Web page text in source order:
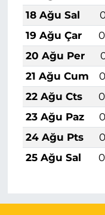
18 Ağu Sal
19 Ağu Çar
20 Ağu Per
21 Ağu Cum
22 Ağu Cts
23 Ağu Paz
24 Ağu Pts
25 Ağu Sal